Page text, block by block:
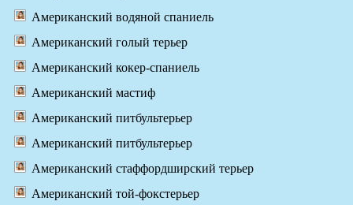
Американский водяной спаниель
Американский голый терьер
Американский кокер-спаниель
Американский мастиф
Американский питбультерьер
Американский питбультерьер
Американский стаффордширский терьер
Американский той-фокстерьер